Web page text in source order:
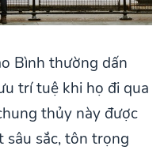
Bình thường dấn
trí tuệ khi họ đi qua
thủy này được
sâu sắc, tôn trọng